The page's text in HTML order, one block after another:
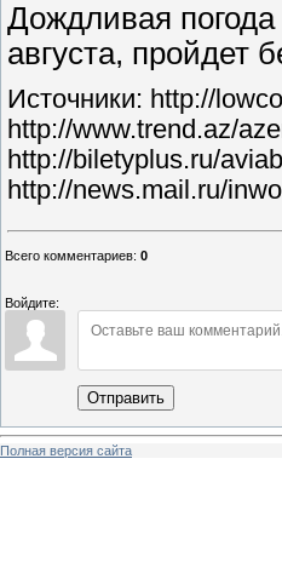
Дождливая
августа, пройдет
Источники: http://
http://www.trend.az/
http://biletyplus.ru/
http://news.mail.ru/
Всего комментариев: 0
Войдите:
Отправить
Полная версия сайта